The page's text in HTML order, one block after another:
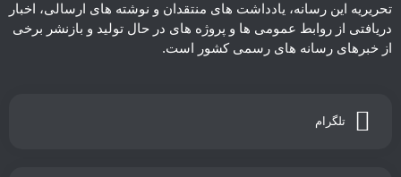
تحریریه این رسانه، یادداشت های منتقدان و نوشته های ارسالی، اخبار
دریافتی از روابط عمومی ها و پروژه های در حال تولید و بازنشر برخی
از خبرهای رسانه های رسمی کشور است.
تلگرام